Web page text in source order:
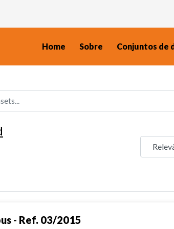
Home Sobre Conjuntos de
- Ref. 03/2015